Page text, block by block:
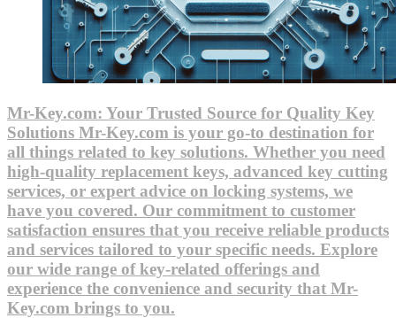
Mr-Key.com: Your Trusted Source for Quality Key
Solutions Mr-Key.com is your go-to destination for
all things related to key solutions. Whether you need
high-quality replacement keys, advanced key cutting
services, or expert advice on locking systems, we
have you covered. Our commitment to customer
satisfaction ensures that you receive reliable products
and services tailored to your specific needs. Explore
our wide range of key-related offerings and
experience the convenience and security that Mr-
Key.com brings to you.